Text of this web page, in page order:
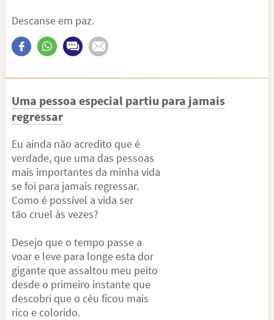
Descanse em paz.
Uma pessoa especial partiu para jamais
regressar
Eu ainda não acredito que é
verdade, que uma das pessoas
mais importantes da minha vida
se foi para jamais regressar.
Como é possível a vida ser
tão cruel às vezes?
Desejo que o tempo passe a
voar e leve para longe esta dor
gigante que assaltou meu peito
desde o primeiro instante que
descobri que o céu ficou mais
rico e colorido.